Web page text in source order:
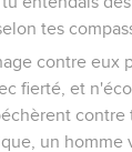
tes
contre eux
fierté, et
contre
un homme